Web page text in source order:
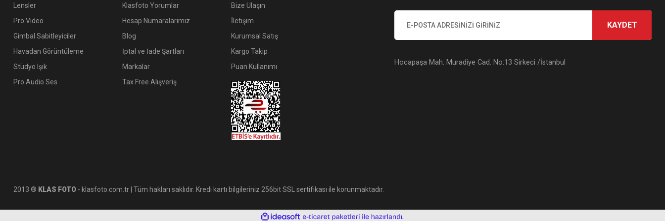
Lensler
Pro Video
Gimbal Sabitleyiciler
Havadan Görüntüleme
Stüdyo Işık
Pro Audio Ses
Klasfoto Yorumlar
Hesap Numaralarımız
Blog
İptal ve İade Şartları
Markalar
Tax Free Alışveriş
Bize Ulaşın
İletişim
Kurumsal Satış
Kargo Takip
Puan Kullanımı
KAYDET
Hocapaşa Mah. Muradiye Cad. No:13 Sirkeci /İstanbul
2013 ® KLAS FOTO - klasfoto.com.tr | Tüm hakları saklıdır. Kredi kartı bilgileriniz 256bit SSL sertifikası ile korunmaktadır.
ideasoft e-